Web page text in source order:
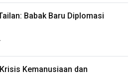
Babak Baru Diplomasi
Kemanusiaan dan